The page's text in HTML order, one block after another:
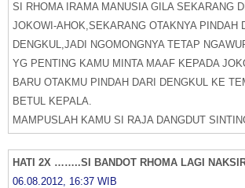
SI RHOMA IRAMA MANUSIA GILA SEKARANG
JOKOWI-AHOK,SEKARANG OTAKNYA PINDAH
DENGKUL,JADI NGOMONGNYA TETAP
YG PENTING KAMU MINTA MAAF KEPADA
BARU OTAKMU PINDAH DARI DENGKUL KE
BETUL KEPALA.
MAMPUSLAH KAMU SI RAJA DANGDUT
HATI 2X ……..SI BANDOT RHOMA LAGI
06.08.2012, 16:37 WIB